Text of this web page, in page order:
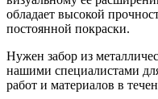
обладает высокой
постоянной покраски.
Нужен забор из
нашими специалистами
работ и материалов в